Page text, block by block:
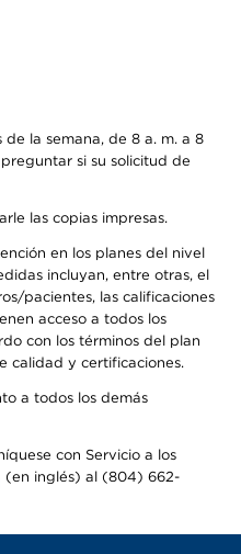
la semana, de 8 a. m. a 8
si su solicitud de
las copias impresas.
en los planes del nivel
incluyan, entre otras, el
pacientes, las calificaciones
acceso a todos los
con los términos del plan
calidad y certificaciones.
a todos los demás
con Servicio a los
(en inglés) al (804) 662-